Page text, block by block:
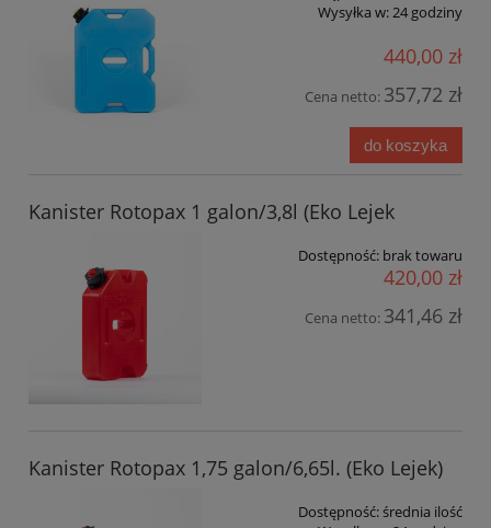
Wysyłka w:24 godziny
440,00 zł
Cena netto: 357,72 zł
do koszyka
Kanister Rotopax 1 galon/3,8l (Eko Lejek
Dostępność: brak towaru
420,00 zł
Cena netto: 341,46 zł
Kanister Rotopax 1,75 galon/6,65l. (Eko Lejek)
Dostępność:średnia ilość